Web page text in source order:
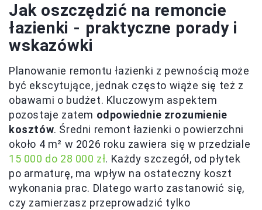
Jak oszczędzić na remoncie
łazienki - praktyczne porady i
wskazówki
Planowanie remontu łazienki z pewnością może
być ekscytujące, jednak często wiąże się też z
obawami o budżet. Kluczowym aspektem
pozostaje zatem odpowiednie zrozumienie
kosztów. Średni remont łazienki o powierzchni
około 4 m² w 2026 roku zawiera się w przedziale
15 000 do 28 000 zł. Każdy szczegół, od płytek
po armaturę, ma wpływ na ostateczny koszt
wykonania prac. Dlatego warto zastanowić się,
czy zamierzasz przeprowadzić tylko